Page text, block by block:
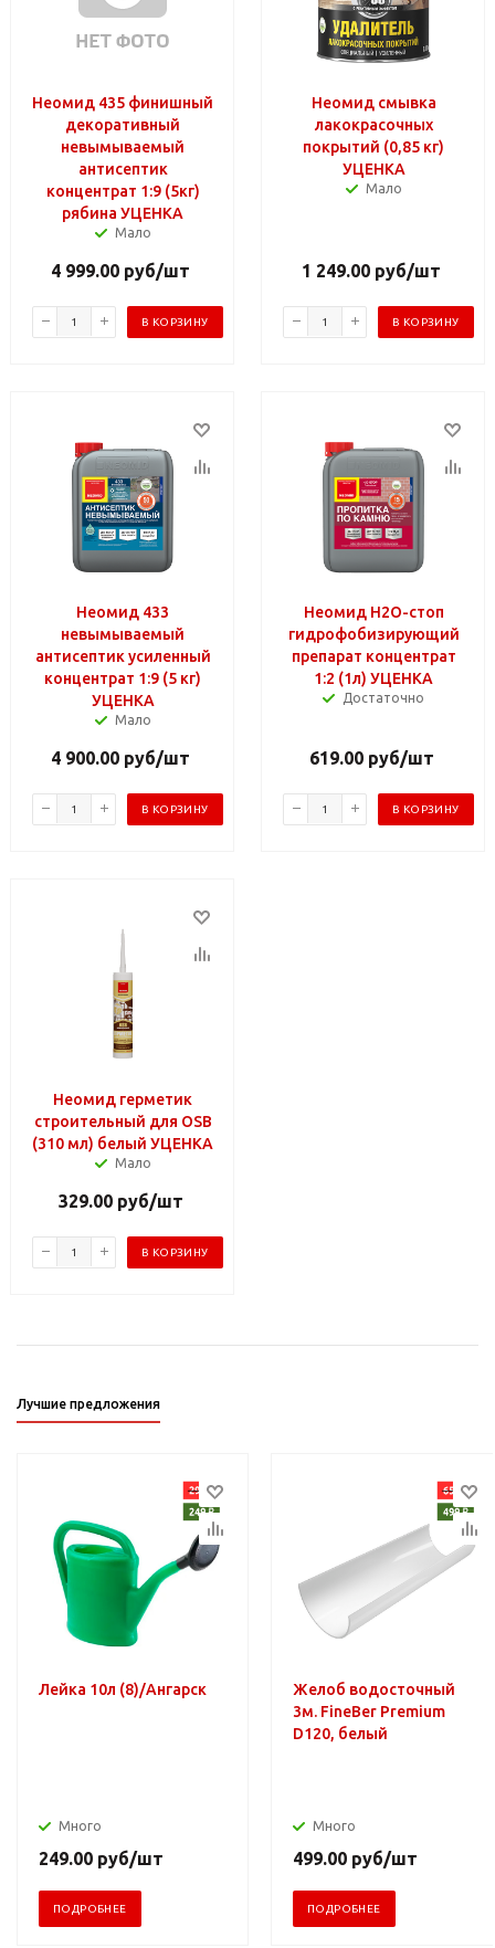
Неомид 435 финишный
декоративный
невымываемый
антисептик
концентрат 1:9 (5кг)
рябина УЦЕНКА
Мало
4 999.00 руб/шт
В КОРЗИНУ
Неомид смывка
лакокрасочных
покрытий (0,85 кг)
УЦЕНКА
Мало
1 249.00 руб/шт
В КОРЗИНУ
Неомид 433
невымываемый
антисептик усиленный
концентрат 1:9 (5 кг)
УЦЕНКА
Мало
4 900.00 руб/шт
В КОРЗИНУ
Неомид Н2О-стоп
гидрофобизирующий
препарат концентрат
1:2 (1л) УЦЕНКА
Достаточно
619.00руб/шт
В КОРЗИНУ
Неомид герметик
строительный для OSB
(310 мл) белый УЦЕНКА
Мало
329.00руб/шт
В КОРЗИНУ
Лучшие предложения
Лейка 10л (8)/Ангарск
Много
249.00 руб/шт
ПОДРОБНЕЕ
Желоб водосточный
3м. FineBer Premium
D120, белый
Много
499.00 руб/шт
ПОДРОБНЕЕ